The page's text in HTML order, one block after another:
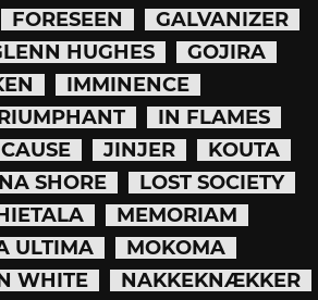
FORESEEN
GALVANIZER
HUGHES
GOJIRA
IMMINENCE
IN FLAMES
JINJER
KOUTA
SHORE
LOST SOCIETY
MEMORIAM
ULTIMA
MOKOMA
WHITE
NAKKEKNÆKKER